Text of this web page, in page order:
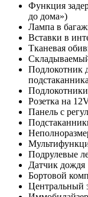
Функция
до дома»)
Лампа в
Вставки в
Тканевая
Подлокотник
Розетка на
Панель с
Подрулевые
Датчик дождя
Бортовой
Центральный